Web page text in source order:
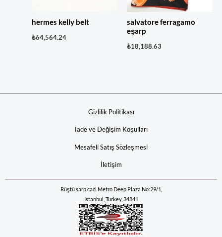
hermes kelly belt
₺64,564.24
salvatore ferragamo
eşarp
₺18,188.63
Gizlilik Politikası
İade ve Değişim Koşulları
Mesafeli Satış Sözleşmesi
İletişim
Rüştü sarp cad. Metro Deep Plaza No:29/1,
Istanbul, Turkey, 34841